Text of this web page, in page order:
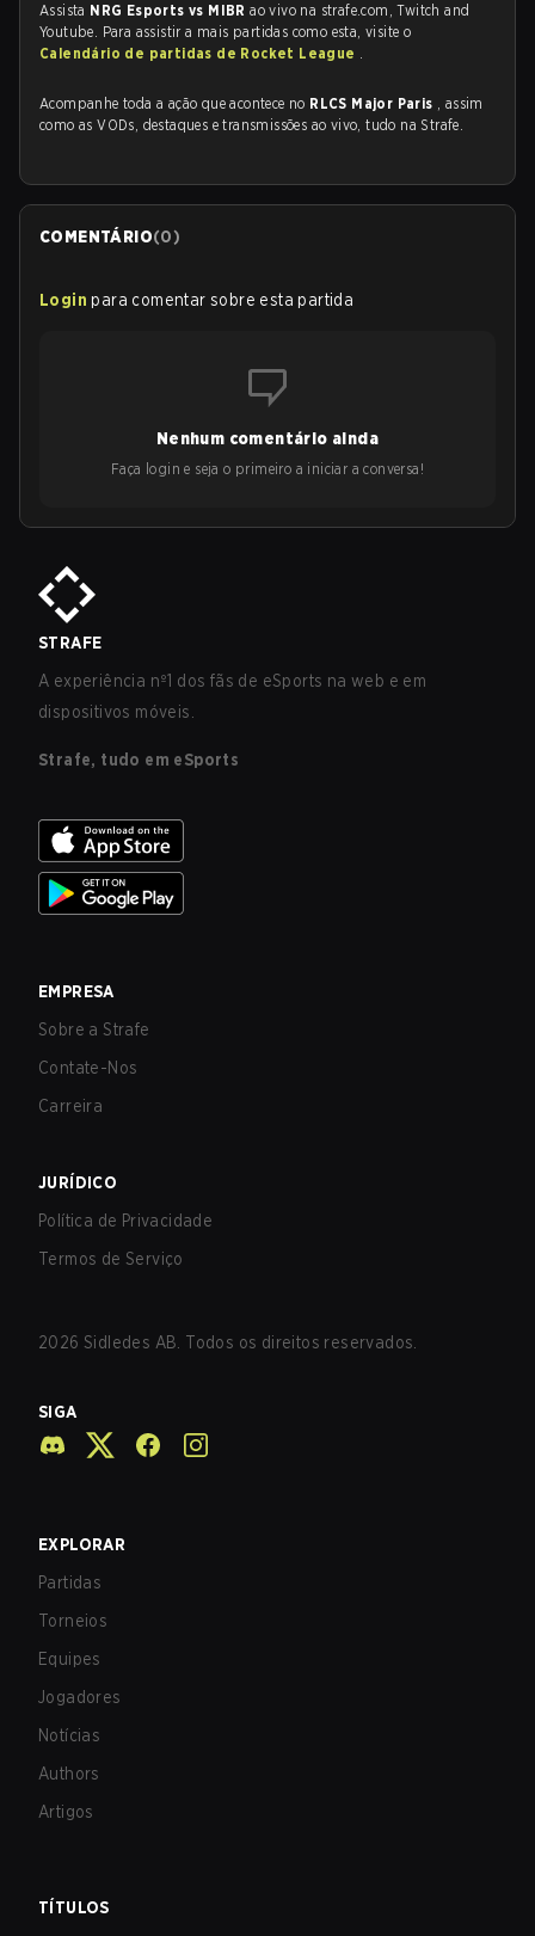
Assista NRG Esports vs MIBRao vivo na strafe.com, Twitch and
Youtube. Para assistir a mais partidas como esta, visite o
Calendário de partidas de Rocket League .
Acompanhe toda a ação que acontece no RLCS Major Paris , assim
como as VODs, destaques e transmissões ao vivo, tudo na Strafe.
COMENTÁRIO(0)
Login para comentar sobre esta partida
Nenhum comentário ainda
Faça login e seja o primeiro a iniciar a conversa!
STRAFE
A experiência nº1 dos fãs de eSports na web e em
dispositivos móveis.
Strafe, tudo em eSports
EMPRESA
Sobre a Strafe
Contate-Nos
Carreira
JURÍDICO
Política de Privacidade
Termos de Serviço
2026 Sidledes AB. Todos os direitos reservados.
SIGA
EXPLORAR
Partidas
Torneios
Equipes
Jogadores
Notícias
Authors
Artigos
TÍTULOS